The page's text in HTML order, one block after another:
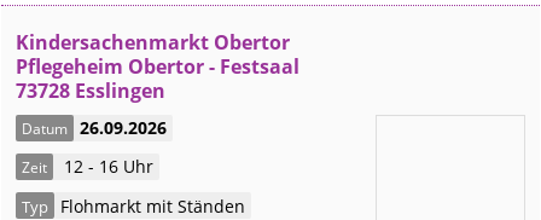
Kindersachenmarkt Obertor
Pflegeheim Obertor - Festsaal
73728 Esslingen
Datum 26.09.2026
Zeit 12 - 16 Uhr
Typ Flohmarkt mit Ständen